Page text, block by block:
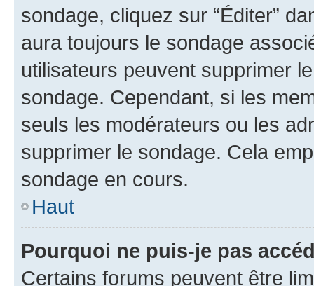
sondage, cliquez sur “Éditer”
aura toujours le sondage
utilisateurs peuvent supprimer
sondage. Cependant, si les
seuls les modérateurs ou les
supprimer le sondage. Cela
sondage en cours.
Haut
Pourquoi ne puis-je pas
Certains forums peuvent être